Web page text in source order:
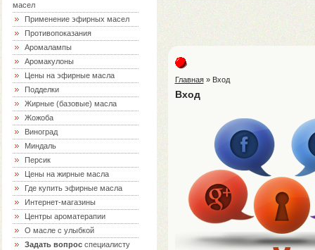
масел
Применение эфирных масел
Противопоказания
Аромалампы
Аромакулоны
Цены на эфирные масла
Подделки
Жирные (базовые) масла
Жожоба
Виноград
Миндаль
Персик
Цены на жирные масла
Где купить эфирные масла
Интернет-магазины
Центры ароматерапии
О масле с улыбкой
Задать вопросспециалисту
Главная» Вход
Вход